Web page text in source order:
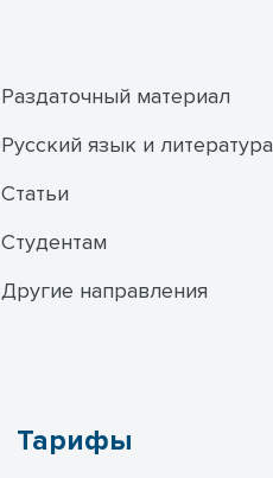
Раздаточный материал
Русский язык и литература
Статьи
Студентам
Другие направления
Тарифы